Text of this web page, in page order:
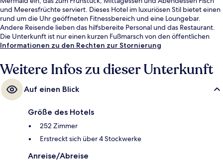
und Meeresfrüchte serviert. Dieses Hotel im luxuriösen Stil bietet einen
rund um die Uhr geöffneten Fitnessbereich und eine Loungebar.
Andere Reisende lieben das hilfsbereite Personal und das Restaurant.
Die Unterkunft ist nur einen kurzen Fußmarsch von den öffentlichen
Verkehrsmitteln entfernt: Bis zur U-Bahn sind es wenige Schritte
Point St).
Informationen zu den Rechten zur Stornierung
Weitere Infos zu dieser Unterkunft
Auf einen Blick
Größe des Hotels
252 Zimmer
Erstreckt sich über 4 Stockwerke
Anreise/Abreise